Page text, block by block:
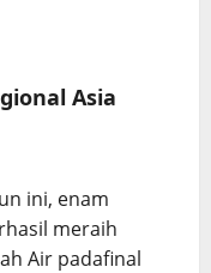
Asia
ini, enam
meraih
Air padafinal